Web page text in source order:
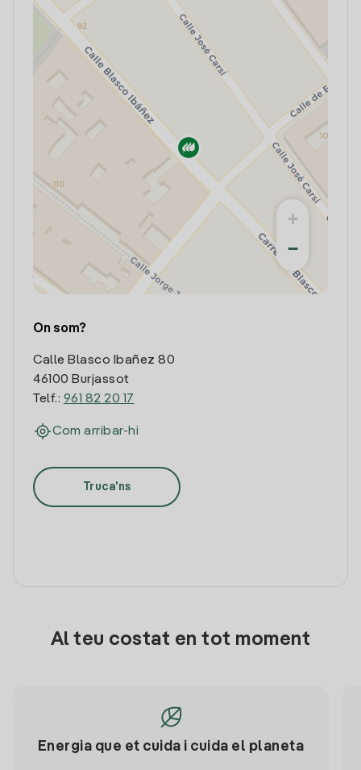
+
−
On som?
Calle Blasco Ibañez 80
46100 Burjassot
Telf.: 961 82 20 17
Com arribar-hi
Truca'ns
Al teu costat en tot moment
Energia que et cuida i cuida el planeta